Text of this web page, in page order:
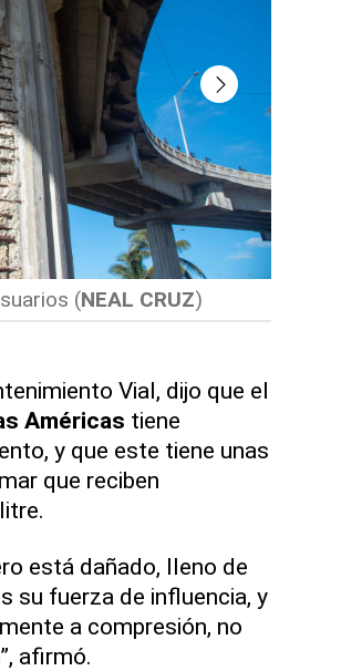
(NEAL CRUZ)
Vial, dijo que el
Américas tiene
y que este tiene unas
que reciben
está dañado, lleno de
su fuerza de influencia, y
a compresión, no
afirmó.